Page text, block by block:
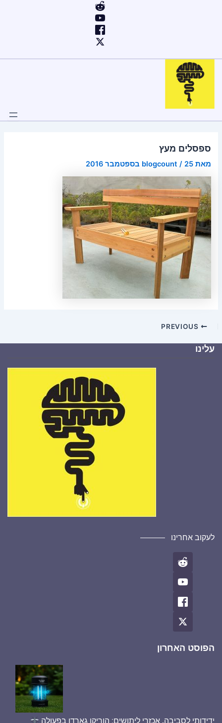
ספסלים מעץ
מאת blogcount / 25 בספטמבר 2016
עלינו
לעקוב אחרינו
הפוסט האחרון
ידידותי לסביבה, אכזרי ליתושים: הוריקן גארדן בפעולה